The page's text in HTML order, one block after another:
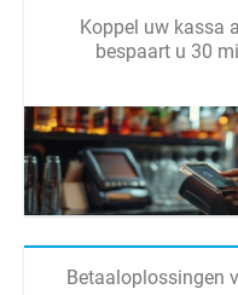
Koppel uw kassa
bespaart u 30
Betaaloplossingen